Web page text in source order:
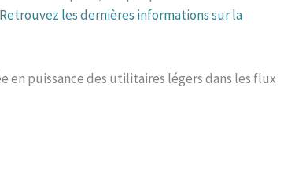
Retrouvez les dernières informations sur la
puissance des utilitaires légers dans les flux